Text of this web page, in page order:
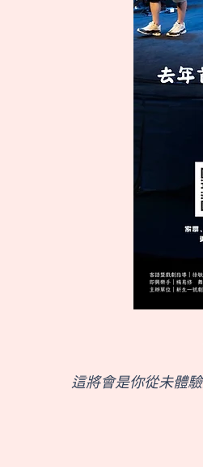
這將會是你從未體